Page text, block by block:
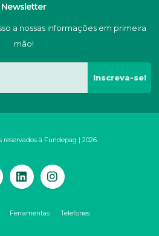
Newsletter
a nossas informações em primeira
mão!
Inscreva-se!
reservados à Fundepag | 2026
Ferramentas Telefones